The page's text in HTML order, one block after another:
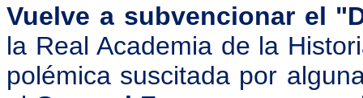
Vuelve a subvencionar el
la Real Academia de la
polémica suscitada por